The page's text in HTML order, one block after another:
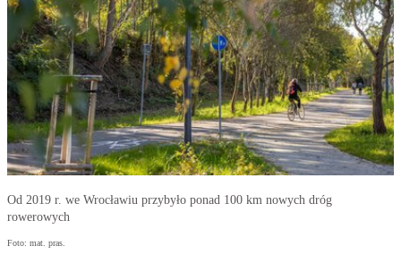
Od 2019 r. we Wrocławiu przybyło ponad 100 km nowych dróg
rowerowych
Foto: mat. pras.